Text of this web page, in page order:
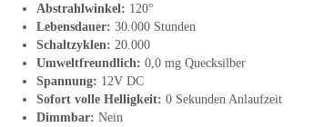
Abstrahlwinkel: 120°
Lebensdauer: 30.000 Stunden
Schaltzyklen: 20.000
Umweltfreundlich: 0,0 mg Quecksilber
Spannung: 12V DC
Sofort volle Helligkeit: 0 Sekunden Anlaufzeit
Dimmbar: Nein